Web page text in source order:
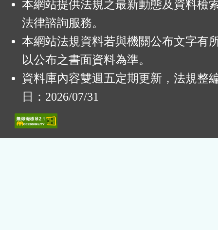
本網站提供法規之最新動態及資料檢
法律諮詢服務。
本網站法規資料若與機關公布文字有
以公布之書面資料為準。
資料庫內容雙週五定期更新，法規整
日：2026/07/31